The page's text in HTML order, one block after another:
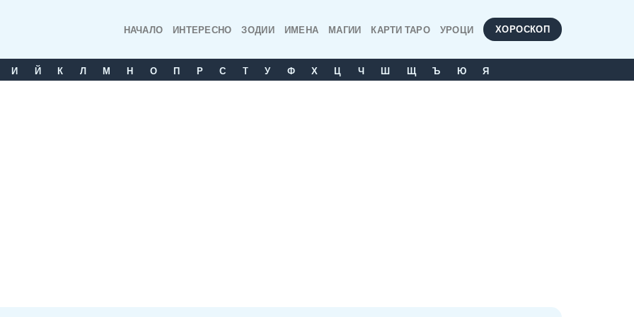
НАЧАЛО ИНТЕРЕСНО ЗОДИИ ИМЕНА МАГИИ КАРТИ ТАРО УРОЦИ ХОРОСКОП
И Й К Л М Н О П Р С T У Ф Х Ц Ч Ш Щ Ъ Ю Я